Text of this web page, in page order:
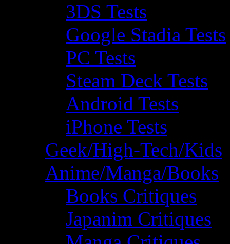
3DS Tests
Google Stadia Tests
PC Tests
Steam Deck Tests
Android Tests
iPhone Tests
Geek/High-Tech/Kids
Anime/Manga/Books
Books Critiques
Japanim Critiques